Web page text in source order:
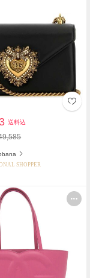
送料込
SHOPPER